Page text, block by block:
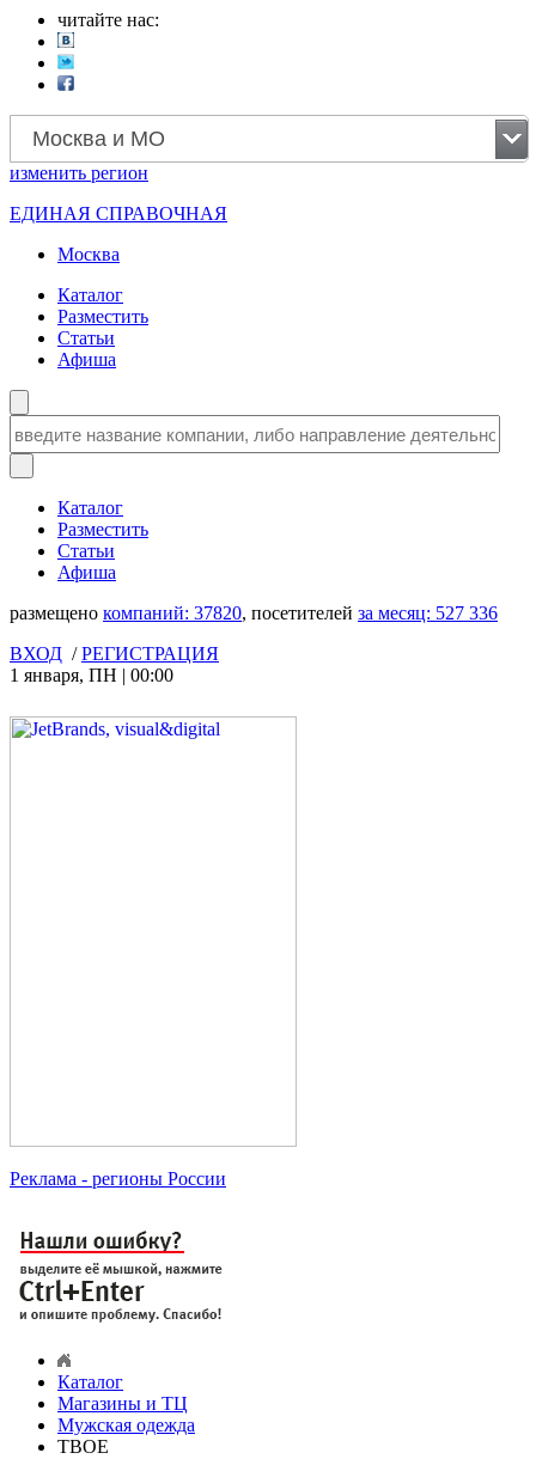
читайте нас:
Москва и МО
изменить регион
ЕДИНАЯ СПРАВОЧНАЯ
Москва
Каталог
Разместить
Статьи
Афиша
Каталог
Разместить
Статьи
Афиша
размещено компаний: 37820, посетителей за месяц: 527 336
ВХОД /РЕГИСТРАЦИЯ
1 января, ПН | 00:00
Реклама - регионы России
Каталог
Магазины и ТЦ
Мужская одежда
ТВОЕ